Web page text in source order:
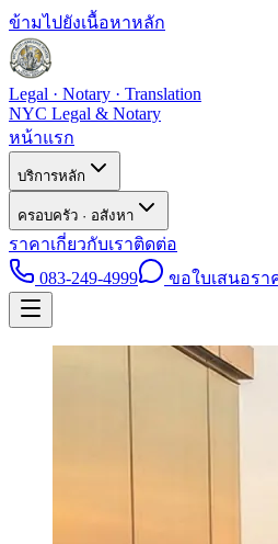
ข้ามไปยังเนื้อหาหลัก
Legal · Notary · Translation
NYC Legal & Notary
หน้าแรก
บริการหลัก
ครอบครัว · อสังหา
ราคาเกี่ยวกับเราติดต่อ
083-249-4999
ขอใบเสนอรา